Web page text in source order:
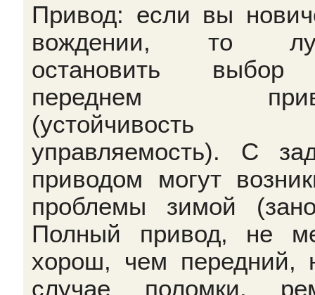
Привод: если вы
вождении, то
остановить
переднем
управляемость). С
приводом могут
проблемы зимой
Полный привод, не
хорош, чем передний,
случае поломки,